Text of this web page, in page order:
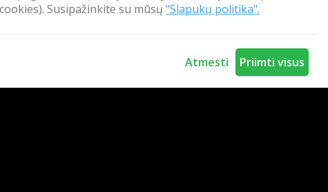
Susipažinkite su mūsų "Slapukų politika".
Atmesti Priimti visus